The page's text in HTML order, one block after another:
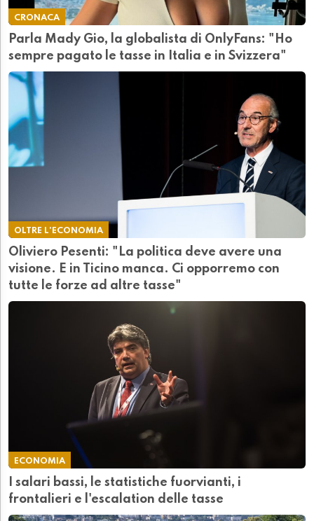
CRONACA
Parla Mady Gio, la globalista di OnlyFans: "Ho
sempre pagato le tasse in Italia e in Svizzera"
OLTRE L'ECONOMIA
Oliviero Pesenti: "La politica deve avere una
visione. E in Ticino manca. Ci opporremo con
tutte le forze ad altre tasse"
ECONOMIA
I salari bassi, le statistiche fuorvianti, i
frontalieri e l'escalation delle tasse